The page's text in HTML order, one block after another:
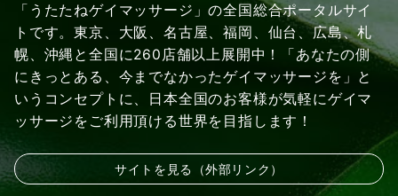
「うたたねゲイマッサージ」の全国総合ポータルサイ
トです。東京、大阪、名古屋、福岡、仙台、広島、札
幌、沖縄と全国に260店舗以上展開中！「あなたの側
にきっとある、今までなかったゲイマッサージを」と
いうコンセプトに、日本全国のお客様が気軽にゲイマ
ッサージをご利用頂ける世界を目指します！
サイトを見る（外部リンク）